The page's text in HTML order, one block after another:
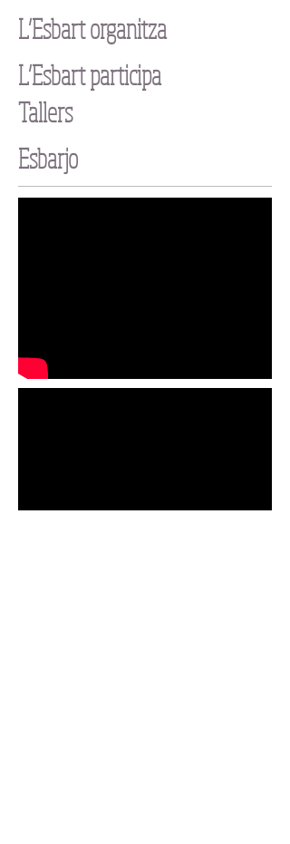
L’Esbart organitza
L’Esbart participa
Tallers
Esbarjo